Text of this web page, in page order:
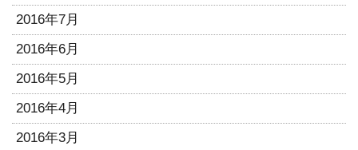
2016年7月
2016年6月
2016年5月
2016年4月
2016年3月